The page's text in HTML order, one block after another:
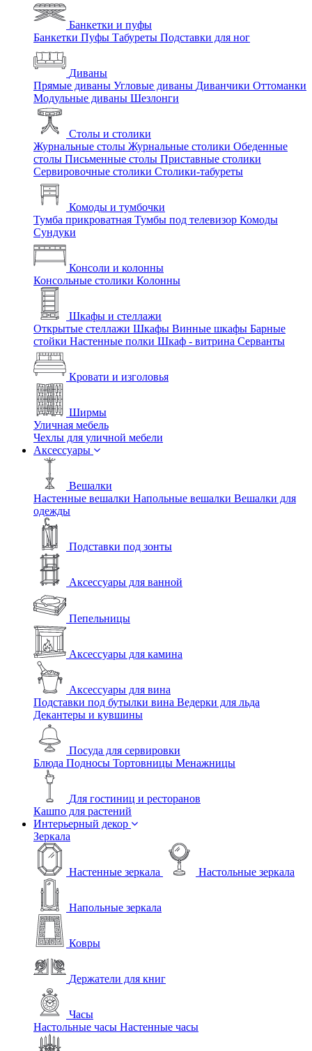
Банкетки и пуфы
Банкетки Пуфы Табуреты Подставки для ног
Диваны
Прямые диваны Угловые диваны Диванчики Оттоманки
Модульные диваны Шезлонги
Столы и столики
Журнальные столы Журнальные столики Обеденные
столы Письменные столы Приставные столики
Сервировочные столики Столики-табуреты
Комоды и тумбочки
Тумба прикроватная Тумбы под телевизор Комоды
Сундуки
Консоли и колонны
Консольные столики Колонны
Шкафы и стеллажи
Открытые стеллажи Шкафы Винные шкафы Барные
стойки Настенные полки Шкаф - витрина Серванты
Кровати и изголовья
Ширмы
Уличная мебель
Чехлы для уличной мебели
Аксессуары
Вешалки
Настенные вешалки Напольные вешалки Вешалки для
одежды
Подставки под зонты
Аксессуары для ванной
Пепельницы
Аксессуары для камина
Аксессуары для вина
Подставки под бутылки вина Ведерки для льда
Декантеры и кувшины
Посуда для сервировки
Блюда Подносы Тортовницы Менажницы
Для гостиниц и ресторанов
Кашпо для растений
Интерьерный декор
Зеркала
Настенные зеркала Настольные зеркала
Напольные зеркала
Ковры
Держатели для книг
Часы
Настольные часы Настенные часы